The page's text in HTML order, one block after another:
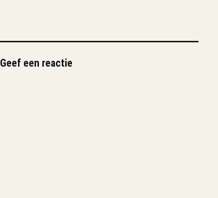
Geef een reactie